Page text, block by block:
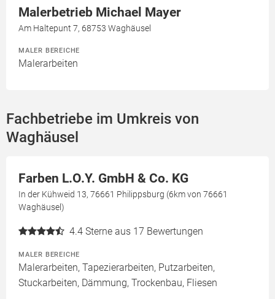
Malerbetrieb Michael Mayer
Am Haltepunt 7, 68753 Waghäusel
MALER BEREICHE
Malerarbeiten
Fachbetriebe im Umkreis von
Waghäusel
Farben L.O.Y. GmbH & Co. KG
In der Kühweid 13, 76661 Philippsburg (6km von 76661
Waghäusel)
4.4 Sterne aus 17 Bewertungen
MALER BEREICHE
Malerarbeiten, Tapezierarbeiten, Putzarbeiten,
Stuckarbeiten, Dämmung, Trockenbau, Fliesen